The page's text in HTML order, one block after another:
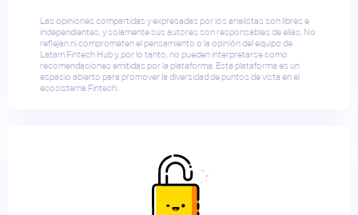
Las opiniones compartidas y expresadas por los analistas son libres e
independientes, y solamente sus autores son responsables de ellas. No
reflejan ni comprometen el pensamiento o la opinión del equipo de
Latam Fintech Hub y, por lo tanto, no pueden interpretarse como
recomendaciones emitidas por la plataforma. Esta plataforma es un
espacio abierto para promover la diversidad de puntos de vista en el
ecosistema Fintech.